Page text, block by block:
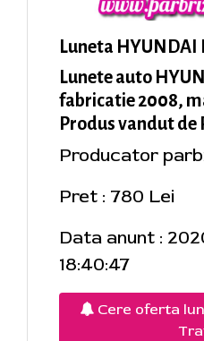
Luneta HYUNDAI
Lunete auto
fabricatie 2008,
Produs vandut de
Producator
Pret : 780 Lei
Data anunt :
18:40:47
Cere oferta